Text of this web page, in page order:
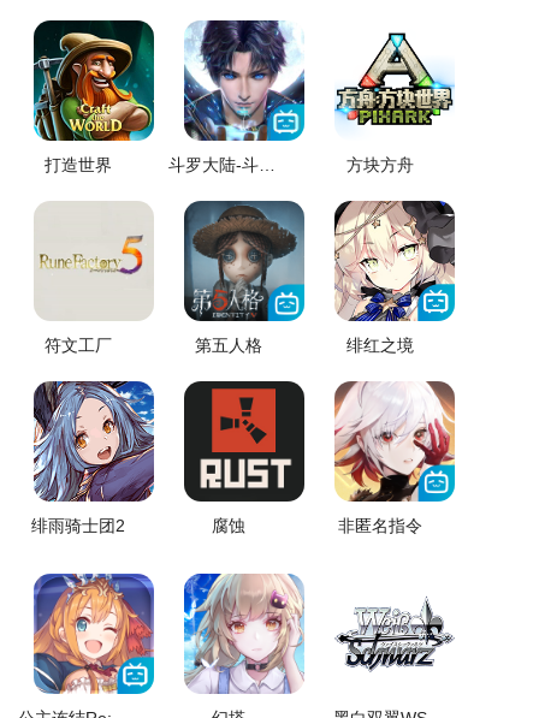
打造世界 斗罗大陆-斗神再临 方块方舟
符文工厂 第五人格 绯红之境
绯雨骑士团2 腐蚀 非匿名指令